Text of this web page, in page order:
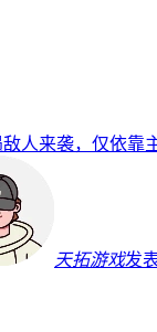
人来袭，仅依靠
天拓游戏发